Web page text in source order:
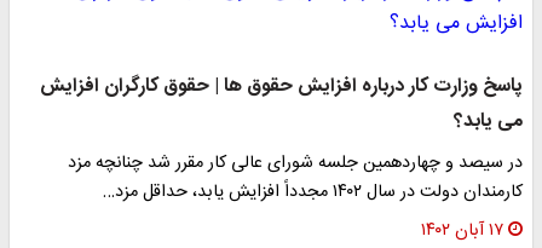
پاسخ وزارت کار درباره افزایش حقوق ها | حقوق کارگران افزایش
می یابد؟
در سیصد و چهاردهمین جلسه شورای عالی کار مقرر شد چنانچه مزد
کارمندان دولت در سال ۱۴۰۲ مجدداً افزایش یابد، حداقل مزد…
۱۷ آبان ۱۴۰۲